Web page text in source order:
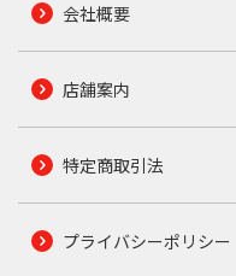
会社概要
店舗案内
特定商取引法
プライバシーポリシー